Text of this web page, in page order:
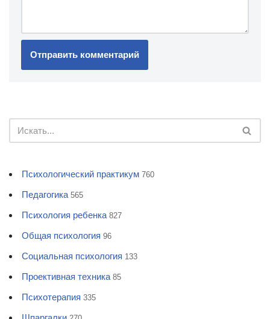
Психологический практикум 760
Педагогика 565
Психология ребенка 827
Общая психология 96
Социальная психология 133
Проективная техника 85
Психотерапия 335